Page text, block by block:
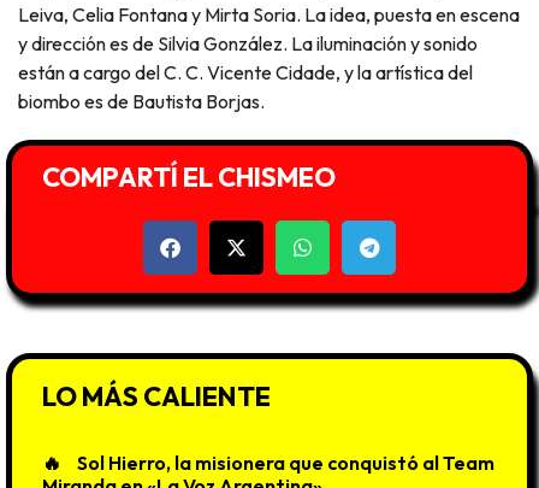
Leiva, Celia Fontana y Mirta Soria. La idea, puesta en escena
y dirección es de Silvia González. La iluminación y sonido
están a cargo del C. C. Vicente Cidade, y la artística del
biombo es de Bautista Borjas.
COMPARTÍ EL CHISMEO
LO MÁS CALIENTE
Sol Hierro, la misionera que conquistó al Team